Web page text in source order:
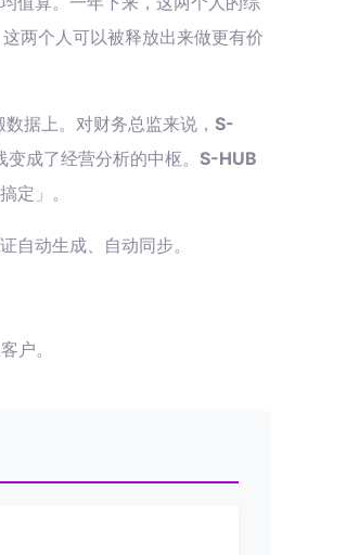
两个人可以被释放出来做更有价
据上。对财务总监来说， S-
成了经营分析的中枢。 S-HUB
定」。
自动生成、自动同步。
户。